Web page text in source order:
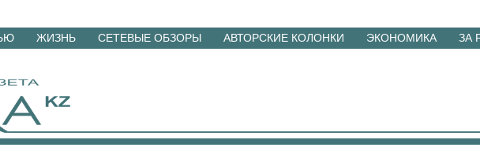
ЖИЗНЬ СЕТЕВЫЕ ОБЗОРЫ АВТОРСКИЕ КОЛОНКИ ЭКОНОМИКА ЗА